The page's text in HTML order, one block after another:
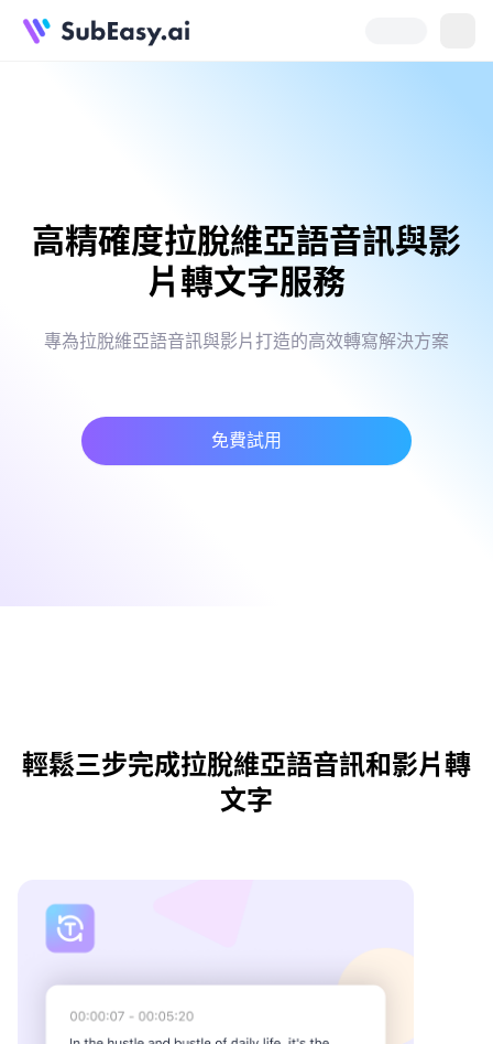
高精確度拉脫維亞語音訊與影
片轉文字服務
專為拉脫維亞語音訊與影片打造的高效轉寫解決方案
免費試用
輕鬆三步完成拉脫維亞語音訊和影片轉
文字